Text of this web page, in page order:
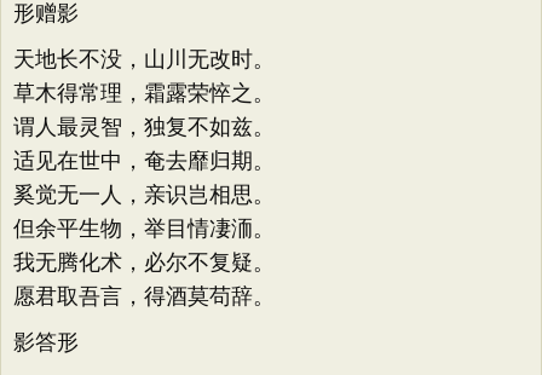
形赠影
天地长不没，山川无改时。
草木得常理，霜露荣悴之。
谓人最灵智，独复不如兹。
适见在世中，奄去靡归期。
奚觉无一人，亲识岂相思。
但余平生物，举目情凄洏。
我无腾化术，必尔不复疑。
愿君取吾言，得酒莫苟辞。
影答形